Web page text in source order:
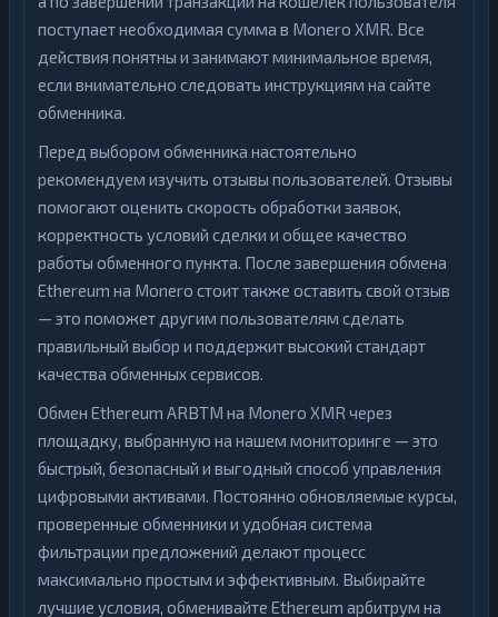
поступает необходимая сумма в Monero XMR. Все
действия понятны и занимают минимальное время,
если внимательно следовать инструкциям на сайте
обменника.
Перед выбором обменника настоятельно
рекомендуем изучить отзывы пользователей. Отзывы
помогают оценить скорость обработки заявок,
корректность условий сделки и общее качество
работы обменного пункта. После завершения обмена
Ethereum на Monero стоит также оставить свой отзыв
— это поможет другим пользователям сделать
правильный выбор и поддержит высокий стандарт
качества обменных сервисов.
Обмен Ethereum ARBTM на Monero XMR через
площадку, выбранную на нашем мониторинге — это
быстрый, безопасный и выгодный способ управления
цифровыми активами. Постоянно обновляемые курсы,
проверенные обменники и удобная система
фильтрации предложений делают процесс
максимально простым и эффективным. Выбирайте
лучшие условия, обменивайте Ethereum арбитрум на